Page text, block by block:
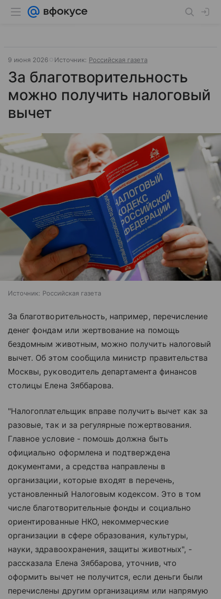
9 июня 2026 Источник: Российская газета
За благотворительность
можно получить налоговый
вычет
Источник: Российская газета
За благотворительность, например, перечисление
денег фондам или жертвование на помощь
бездомным животным, можно получить налоговый
вычет. Об этом сообщила министр правительства
Москвы, руководитель департамента финансов
столицы Елена Зяббарова.
"Налогоплательщик вправе получить вычет как за
разовые, так и за регулярные пожертвования.
Главное условие - помошь должна быть
официально оформлена и подтверждена
документами, а средства направлены в
организации, которые входят в перечень,
установленный Налоговым кодексом. Это в том
числе благотворительные фонды и социально
ориентированные НКО, некоммерческие
организации в сфере образования, культуры,
науки, здравоохранения, защиты животных", -
рассказала Елена Зяббарова, уточнив, что
оформить вычет не получится, если деньги были
перечислены другим организациям или напрямую